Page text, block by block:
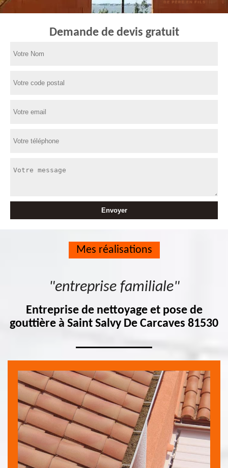
Demande de devis gratuit
Mes réalisations
"entreprise familiale"
Entreprise de nettoyage et pose de
gouttière à Saint Salvy De Carcaves 81530